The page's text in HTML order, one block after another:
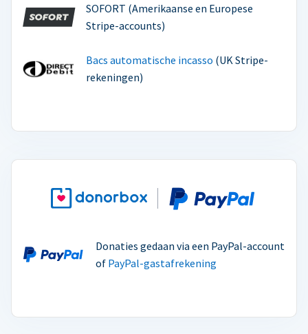
SOFORT (Amerikaanse en Europese
Stripe-accounts)
Bacs automatische incasso (UK Stripe-
rekeningen)
Donaties gedaan via een PayPal-account
of PayPal-gastafrekening